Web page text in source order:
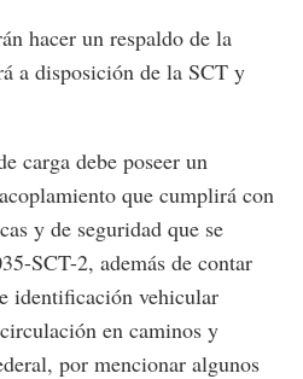
hacer un respaldo de la
a disposición de la SCT y
carga debe poseer un
que cumplirá con
y de seguridad que se
SCT-2, además de contar
identificación vehicular
en caminos y
por mencionar algunos